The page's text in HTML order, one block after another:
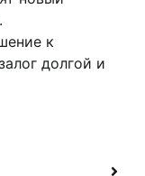
к
долгой и